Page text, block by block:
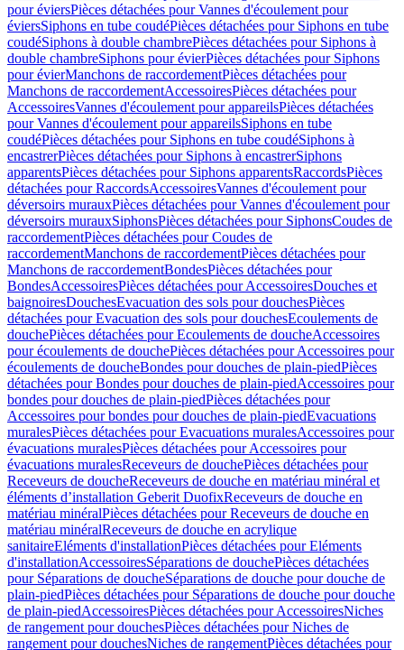
pour éviersPièces détachées pour Vannes d'écoulement pour
éviersSiphons en tube coudéPièces détachées pour Siphons en tube
coudéSiphons à double chambrePièces détachées pour Siphons à
double chambreSiphons pour évierPièces détachées pour Siphons
pour évierManchons de raccordementPièces détachées pour
Manchons de raccordementAccessoiresPièces détachées pour
AccessoiresVannes d'écoulement pour appareilsPièces détachées
pour Vannes d'écoulement pour appareilsSiphons en tube
coudéPièces détachées pour Siphons en tube coudéSiphons à
encastrerPièces détachées pour Siphons à encastrerSiphons
apparentsPièces détachées pour Siphons apparentsRaccordsPièces
détachées pour RaccordsAccessoiresVannes d'écoulement pour
déversoirs murauxPièces détachées pour Vannes d'écoulement pour
déversoirs murauxSiphonsPièces détachées pour SiphonsCoudes de
raccordementPièces détachées pour Coudes de
raccordementManchons de raccordementPièces détachées pour
Manchons de raccordementBondesPièces détachées pour
BondesAccessoiresPièces détachées pour AccessoiresDouches et
baignoiresDouchesEvacuation des sols pour douchesPièces
détachées pour Evacuation des sols pour douchesEcoulements de
douchePièces détachées pour Ecoulements de doucheAccessoires
pour écoulements de douchePièces détachées pour Accessoires pour
écoulements de doucheBondes pour douches de plain-piedPièces
détachées pour Bondes pour douches de plain-piedAccessoires pour
bondes pour douches de plain-piedPièces détachées pour
Accessoires pour bondes pour douches de plain-piedEvacuations
muralesPièces détachées pour Evacuations muralesAccessoires pour
évacuations muralesPièces détachées pour Accessoires pour
évacuations muralesReceveurs de douchePièces détachées pour
Receveurs de doucheReceveurs de douche en matériau minéral et
éléments d’installation Geberit DuofixReceveurs de douche en
matériau minéralPièces détachées pour Receveurs de douche en
matériau minéralReceveurs de douche en acrylique
sanitaireEléments d'installationPièces détachées pour Eléments
d'installationAccessoiresSéparations de douchePièces détachées
pour Séparations de doucheSéparations de douche pour douche de
plain-piedPièces détachées pour Séparations de douche pour douche
de plain-piedAccessoiresPièces détachées pour AccessoiresNiches
de rangement pour douchesPièces détachées pour Niches de
rangement pour douchesNiches de rangementPièces détachées pour